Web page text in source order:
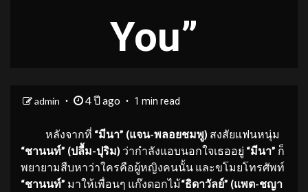
You”
admin 4 ปี ago 1 min read
หลังจากที่ “มีนา” (แจน-พลอยชมพู) สงสัยแฟนหนุ่ม
“ชานนท์” (ปลื้ม-ปุริม) ว่ากำลังแอบนอกใจเธออยู่ “มีนา” ก็
พยายามสืบหาว่าใครคือผู้หญิงคนนั้น และขโมยโทรศัพท์
“ชานนท์” มาให้เพื่อนๆ แก๊งดอกไม้“ธิดาวัลย์” (แพต-ชญา